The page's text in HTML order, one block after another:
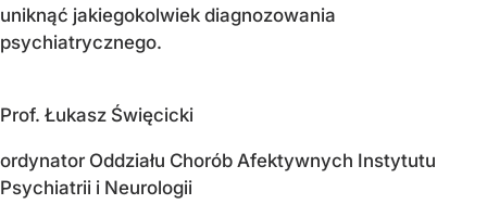
uniknąć jakiegokolwiek diagnozowania
psychiatrycznego.
Prof. Łukasz Święcicki
ordynator Oddziału Chorób Afektywnych Instytutu
Psychiatrii i Neurologii